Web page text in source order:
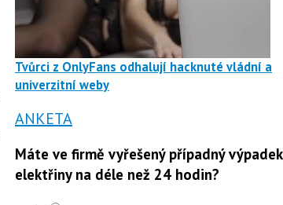
Tvůrci z OnlyFans odhalují hacknuté vládní a
univerzitní weby
ANKETA
Máte ve firmě vyřešený případný výpadek
elektřiny na déle než 24 hodin?